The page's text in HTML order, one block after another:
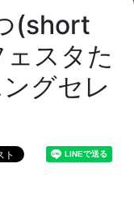
(short
スタた
グセレ